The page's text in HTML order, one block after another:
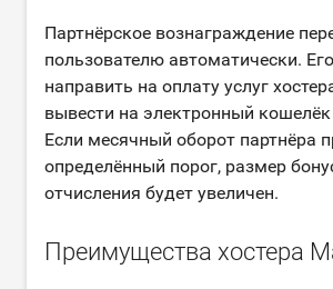
Партнёрское вознаграждение
пользователю автоматически.
направить на оплату услуг
вывести на электронный кошелёк
Если месячный оборот партнёра
определённый порог, размер
отчисления будет увеличен.
Преимущества хостера